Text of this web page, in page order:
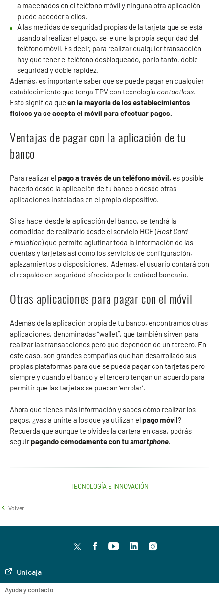
almacenados en el teléfono móvil y ninguna otra aplicación
puede acceder a ellos.
A las medidas de seguridad propias de la tarjeta que se está
usando al realizar el pago, se le une la propia seguridad del
teléfono móvil. Es decir, para realizar cualquier transacción
hay que tener el teléfono desbloqueado, por lo tanto, doble
seguridad y doble rapidez.
Además, es importante saber que se puede pagar en cualquier
establecimiento que tenga TPV con tecnología contactless.
Esto significa que en la mayoría de los establecimientos
físicos ya se acepta el móvil para efectuar pagos.
Ventajas de pagar con la aplicación de tu
banco
Para realizar elpago a través de un teléfono móvil, es posible
hacerlo desde la aplicación de tu banco o desde otras
aplicaciones instaladas en el propio dispositivo.
Si se hace desde la aplicación del banco, se tendrá la
comodidad de realizarlo desde el servicio HCE (Host Card
Emulation) que permite aglutinar toda la información de las
cuentas y tarjetas así como los servicios de configuración,
aplazamientos o disposiciones. Además, el usuario contará con
el respaldo en seguridad ofrecido por la entidad bancaria.
Otras aplicaciones para pagar con el móvil
Además de la aplicación propia de tu banco, encontramos otras
aplicaciones, denominadas “wallet”, que también sirven para
realizar las transacciones pero que dependen de un tercero. En
este caso, son grandes compañías que han desarrollado sus
propias plataformas para que se pueda pagar con tarjetas pero
siempre y cuando el banco y el tercero tengan un acuerdo para
permitir que las tarjetas se puedan ‘enrolar’.
Ahora que tienes más información y sabes cómo realizar los
pagos, ¿vas a unirte a los que ya utilizan elpago móvil?
Recuerda que aunque te olvides la cartera en casa, podrás
seguirpagando cómodamente con tusmartphone.
TECNOLOGÍA E INNOVACIÓN
Volver
TwitterfacebookyoutubeLinkedInInstagram
Unicaja
Ayuda y contacto